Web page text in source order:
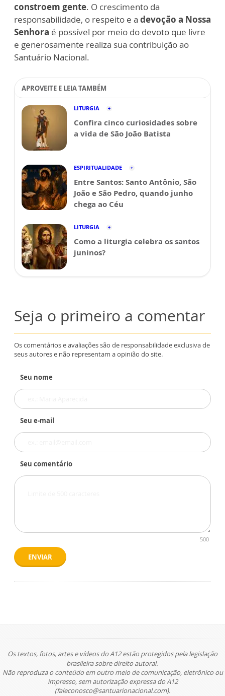
constroem gente. O crescimento da
responsabilidade, o respeito e a devoção a Nossa
Senhora é possível por meio do devoto que livre
e generosamente realiza sua contribuição ao
Santuário Nacional.
APROVEITE E LEIA TAMBÉM
LITURGIA
Confira cinco curiosidades sobre
a vida de São João Batista
ESPIRITUALIDADE
Entre Santos: Santo Antônio, São
João e São Pedro, quando junho
chega ao Céu
LITURGIA
Como a liturgia celebra os santos
juninos?
Seja o primeiro a comentar
Os comentários e avaliações são de responsabilidade exclusiva de
seus autores e não representam a opinião do site.
Seu nome
Seu e-mail
Seu comentário
500
ENVIAR
Os textos, fotos, artes e vídeos do A12 estão protegidos pela legislação
brasileira sobre direito autoral.
Não reproduza o conteúdo em outro meio de comunicação, eletrônico ou
impresso, sem autorização expressa do A12
(faleconosco@santuarionacional.com).